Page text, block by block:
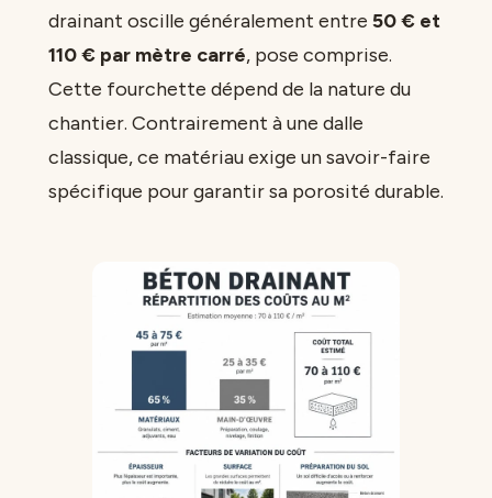
drainant oscille généralement entre 50 € et
110 € par mètre carré, pose comprise.
Cette fourchette dépend de la nature du
chantier. Contrairement à une dalle
classique, ce matériau exige un savoir-faire
spécifique pour garantir sa porosité durable.